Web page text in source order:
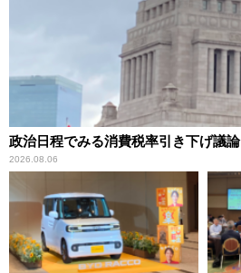
政治日程でみる消費税率引き下げ議論
2026.08.06